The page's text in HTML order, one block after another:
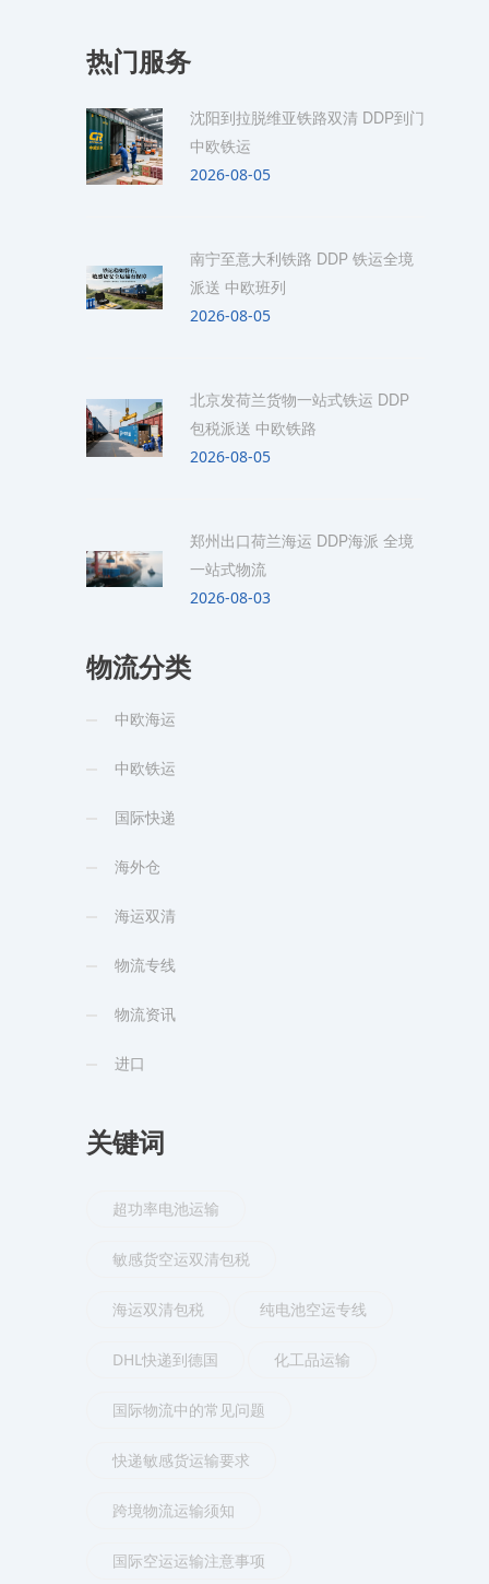
热门服务
沈阳到拉脱维亚铁路双清 DDP到门
中欧铁运
2026-08-05
南宁至意大利铁路 DDP 铁运全境
派送 中欧班列
2026-08-05
北京发荷兰货物一站式铁运 DDP
包税派送 中欧铁路
2026-08-05
郑州出口荷兰海运 DDP海派 全境
一站式物流
2026-08-03
物流分类
中欧海运
中欧铁运
国际快递
海外仓
海运双清
物流专线
物流资讯
进口
关键词
超功率电池运输
敏感货空运双清包税
海运双清包税 纯电池空运专线
DHL快递到德国 化工品运输
国际物流中的常见问题
快递敏感货运输要求
跨境物流运输须知
国际空运运输注意事项